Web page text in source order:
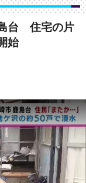
台 住宅の片
始